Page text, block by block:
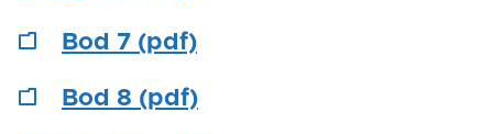
Bod 7 (pdf)
Bod 8 (pdf)